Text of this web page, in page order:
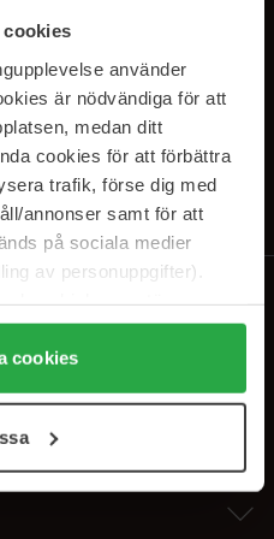
cookies
använder
är nödvändiga för att
medan ditt
cookies för att förbättra
trafik, förse dig med
annonser samt för att
på sociala medier
av personuppgifter).
cookies" accepterar du
"Detaljer" kan anpassa
kan när som helst återkalla
cookies
VÅRA
du vårIntegritetspolicy.